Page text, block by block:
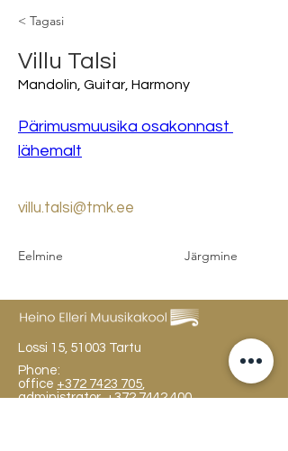
< Tagasi
Villu Talsi
Mandolin, Guitar, Harmony
Pärimusmuusika osakonnast
lähemalt
villu.talsi@tmk.ee
Eelmine Järgmine
Lossi 15, 51003 Tartu
Phone:
office +372 7423 705,
administrator+372 7442 400